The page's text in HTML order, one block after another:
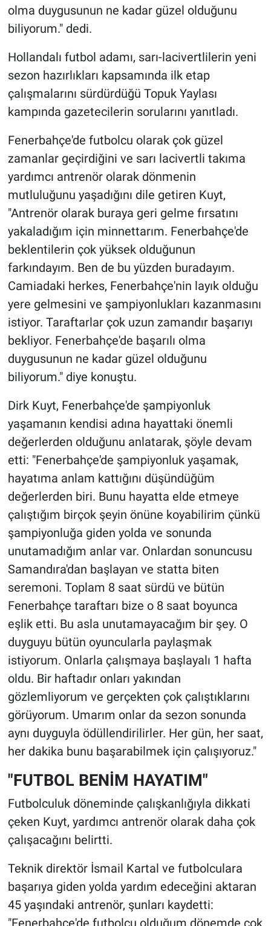
olma duygusunun ne kadar güzel olduğunu
biliyorum." dedi.
Hollandalı futbol adamı, sarı-lacivertlilerin yeni
sezon hazırlıkları kapsamında ilk etap
çalışmalarını sürdürdüğü Topuk Yaylası
kampında gazetecilerin sorularını yanıtladı.
Fenerbahçe'de futbolcu olarak çok güzel
zamanlar geçirdiğini ve sarı lacivertli takıma
yardımcı antrenör olarak dönmenin
mutluluğunu yaşadığını dile getiren Kuyt,
"Antrenör olarak buraya geri gelme fırsatını
yakaladığım için minnettarım. Fenerbahçe'de
beklentilerin çok yüksek olduğunun
farkındayım. Ben de bu yüzden buradayım.
Camiadaki herkes, Fenerbahçe'nin layık olduğu
yere gelmesini ve şampiyonlukları kazanmasını
istiyor. Taraftarlar çok uzun zamandır başarıyı
bekliyor. Fenerbahçe'de başarılı olma
duygusunun ne kadar güzel olduğunu
biliyorum." diye konuştu.
Dirk Kuyt, Fenerbahçe'de şampiyonluk
yaşamanın kendisi adına hayattaki önemli
değerlerden olduğunu anlatarak, şöyle devam
etti: "Fenerbahçe'de şampiyonluk yaşamak,
hayatıma anlam kattığını düşündüğüm
değerlerden biri. Bunu hayatta elde etmeye
çalıştığım birçok şeyin önüne koyabilirim çünkü
şampiyonluğa giden yolda ve sonunda
unutamadığım anlar var. Onlardan sonuncusu
Samandıra'dan başlayan ve statta biten
seremoni. Toplam 8 saat sürdü ve bütün
Fenerbahçe taraftarı bize o 8 saat boyunca
eşlik etti. Bu asla unutamayacağım bir şey. O
duyguyu bütün oyuncularla paylaşmak
istiyorum. Onlarla çalışmaya başlayalı 1 hafta
oldu. Bir haftadır onları yakından
gözlemliyorum ve gerçekten çok çalıştıklarını
görüyorum. Umarım onlar da sezon sonunda
aynı duyguyla ödüllendirilirler. Her gün, her saat,
her dakika bunu başarabilmek için çalışıyoruz."
"FUTBOL BENİM HAYATIM"
Futbolculuk döneminde çalışkanlığıyla dikkati
çeken Kuyt, yardımcı antrenör olarak daha çok
çalışacağını belirtti.
Teknik direktör İsmail Kartal ve futbolculara
başarıya giden yolda yardım edeceğini aktaran
45 yaşındaki antrenör, şunları kaydetti: